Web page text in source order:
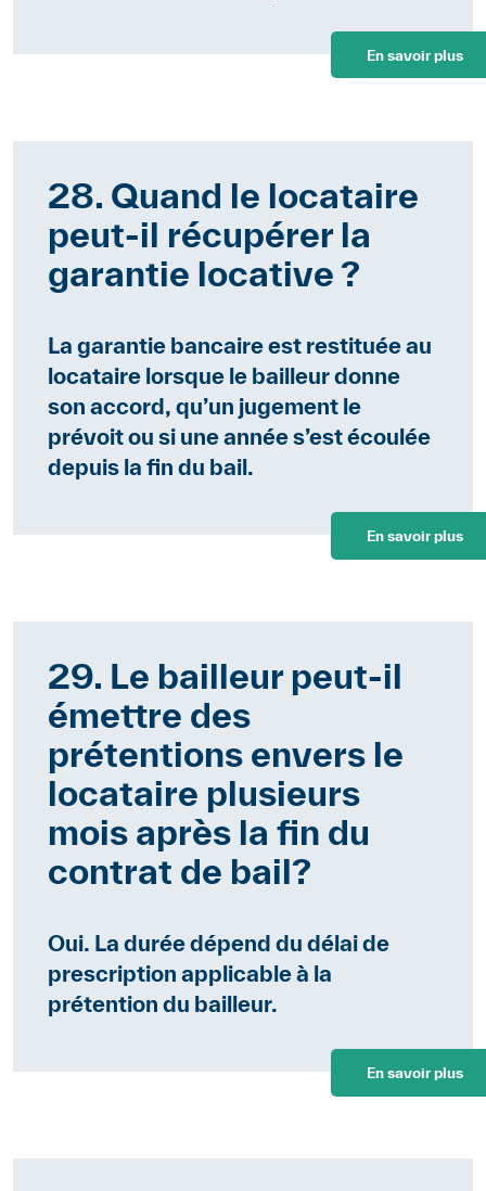
En savoir plus
28. Quand le locataire
peut-il récupérer la
garantie locative ?
La garantie bancaire est restituée au
locataire lorsque le bailleur donne
son accord, qu’un jugement le
prévoit ou si une année s’est écoulée
depuis la fin du bail.
En savoir plus
29. Le bailleur peut-il
émettre des
prétentions envers le
locataire plusieurs
mois après la fin du
contrat de bail?
Oui. La durée dépend du délai de
prescription applicable à la
prétention du bailleur.
En savoir plus